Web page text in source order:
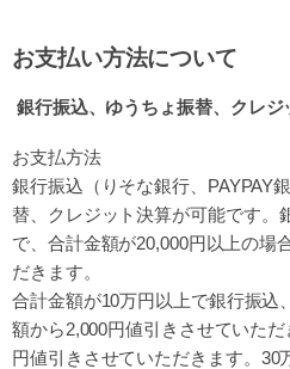
お支払い方法について
銀行振込、ゆうちょ振替、クレジ
お支払方法
銀行振込（りそな銀行、PAYPAY
替、クレジット決算が可能です。
で、合計金額が20,000円以上の場
だきます。
合計金額が10万円以上で銀行振込
額から2,000円値引きさせていただ
円値引きさせていただきます。 30